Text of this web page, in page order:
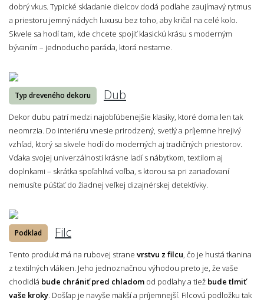
dobrý vkus. Typické skladanie dielcov dodá podlahe zaujímavý rytmus
a priestoru jemný nádych luxusu bez toho, aby kričal na celé kolo.
Skvele sa hodí tam, kde chcete spojiť klasickú krásu s moderným
bývaním – jednoducho paráda, ktorá nestarne.
Typ dreveného dekoru Dub
Dekor dubu patrí medzi najobľúbenejšie klasiky, ktoré doma len tak
neomrzia. Do interiéru vnesie prirodzený, svetlý a príjemne hrejivý
vzhľad, ktorý sa skvele hodí do moderných aj tradičných priestorov.
Vďaka svojej univerzálnosti krásne ladí s nábytkom, textilom aj
doplnkami – skrátka spoľahlivá voľba, s ktorou sa pri zariaďovaní
nemusíte púšťať do žiadnej veľkej dizajnérskej detektívky.
Podklad Filc
Tento produkt má na rubovej strane vrstvu z filcu , čo je hustá tkanina
z textilných vlákien. Jeho jednoznačnou výhodou preto je, že vaše
chodidlá bude chrániť pred chladom od podlahy a tiež bude tlmiť
vaše kroky . Došľap je navyše mäkší a príjemnejší. Filcovú podložku tak